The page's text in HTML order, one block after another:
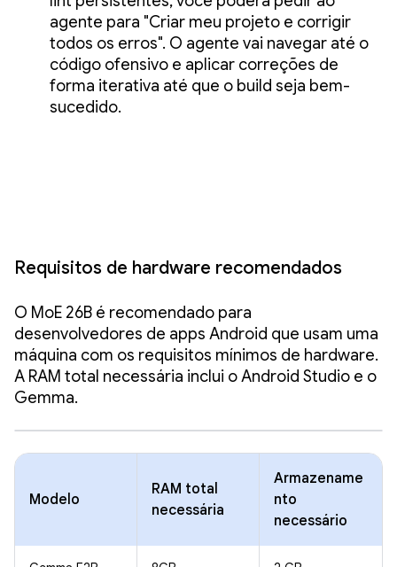
agente para "Criar meu projeto e corrigir
todos os erros". O agente vai navegar até o
código ofensivo e aplicar correções de
forma iterativa até que o build seja bem-
sucedido.
Requisitos de hardware recomendados
O MoE 26B é recomendado para
desenvolvedores de apps Android que usam uma
máquina com os requisitos mínimos de hardware.
A RAM total necessária inclui o Android Studio e o
Gemma.
Modelo
RAM total
necessária
Armazename
nto
necessário